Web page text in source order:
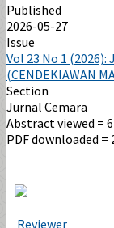
Published
2026-05-27
Issue
Vol 23 No 1 (2026):
(CENDEKIAWAN
Section
Jurnal Cemara
Abstract viewed =
PDF downloaded =
Reviewer